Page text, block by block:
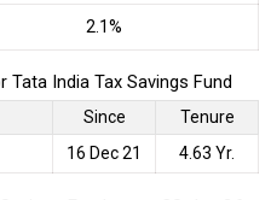
2.1%
India Tax Savings Fund
Since
Tenure
16 Dec 21 4.63 Yr.